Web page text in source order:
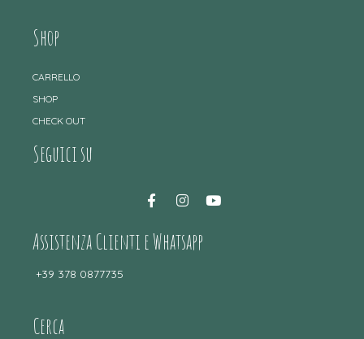
Shop
CARRELLO
SHOP
CHECK OUT
Seguici su
Assistenza Clienti e Whatsapp
+39 378 0877735
Cerca